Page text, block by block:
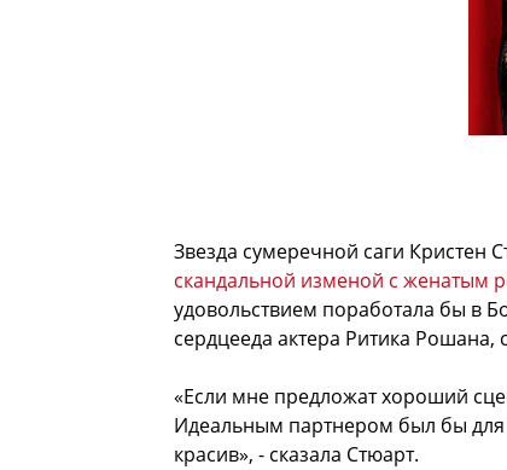
Звезда сумеречной саги Кристен
скандальной изменой с женатым
удовольствием поработала бы в
сердцееда актера Ритика Рошана,
«Если мне предложат хороший
Идеальным партнером был бы
красив», - сказала Стюарт.